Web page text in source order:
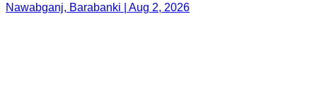
Nawabganj, Barabanki | Aug 2, 2026